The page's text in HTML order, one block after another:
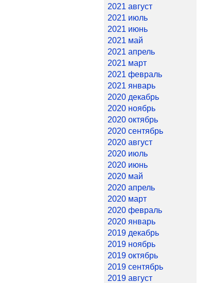
2021 август
2021 июль
2021 июнь
2021 май
2021 апрель
2021 март
2021 февраль
2021 январь
2020 декабрь
2020 ноябрь
2020 октябрь
2020 сентябрь
2020 август
2020 июль
2020 июнь
2020 май
2020 апрель
2020 март
2020 февраль
2020 январь
2019 декабрь
2019 ноябрь
2019 октябрь
2019 сентябрь
2019 август